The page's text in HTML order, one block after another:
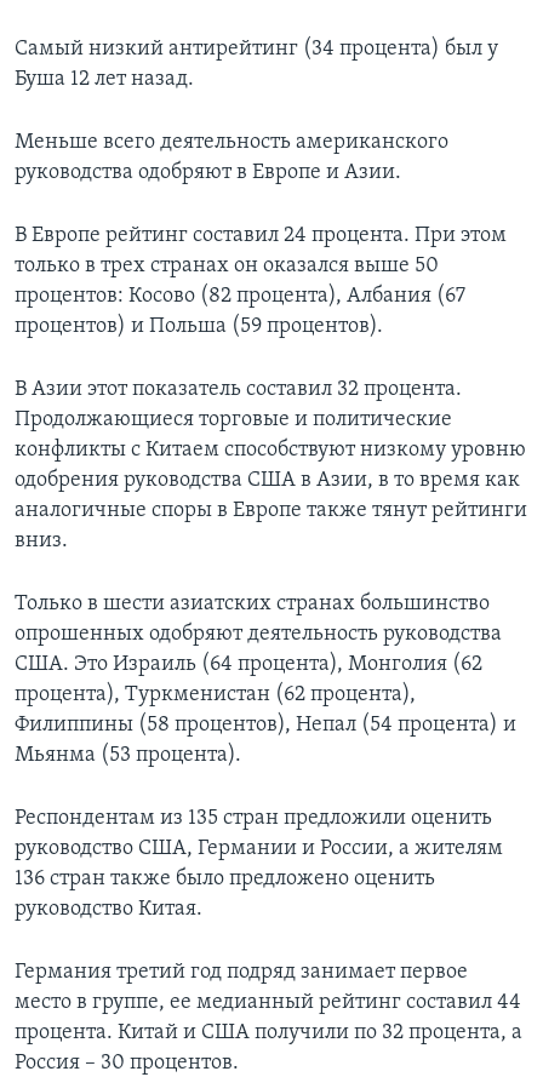
Самый низкий антирейтинг (34 процента) был у
Буша 12 лет назад.
Меньше всего деятельность американского
руководства одобряют в Европе и Азии.
В Европе рейтинг составил 24 процента. При этом
только в трех странах он оказался выше 50
процентов: Косово (82 процента), Албания (67
процентов) и Польша (59 процентов).
В Азии этот показатель составил 32 процента.
Продолжающиеся торговые и политические
конфликты с Китаем способствуют низкому уровню
одобрения руководства США в Азии, в то время как
аналогичные споры в Европе также тянут рейтинги
вниз.
Только в шести азиатских странах большинство
опрошенных одобряют деятельность руководства
США. Это Израиль (64 процента), Монголия (62
процента), Туркменистан (62 процента),
Филиппины (58 процентов), Непал (54 процента) и
Мьянма (53 процента).
Респондентам из 135 стран предложили оценить
руководство США, Германии и России, а жителям
136 стран также было предложено оценить
руководство Китая.
Германия третий год подряд занимает первое
место в группе, ее медианный рейтинг составил 44
процента. Китай и США получили по 32 процента, а
Россия – 30 процентов.